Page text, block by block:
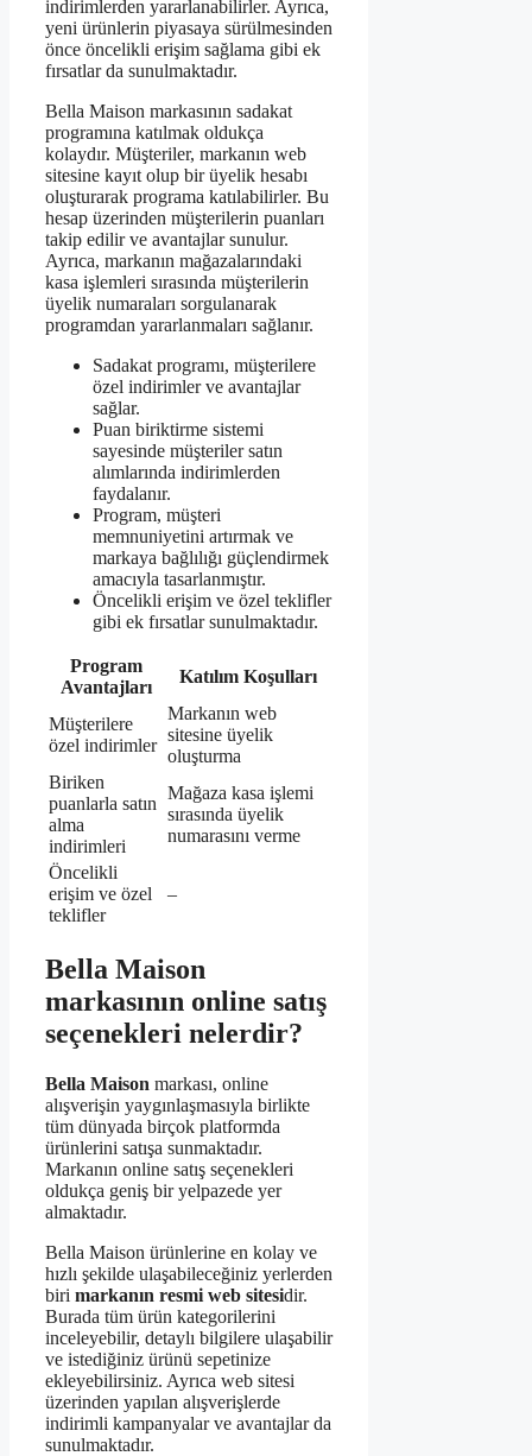
indirimlerden yararlanabilirler. Ayrıca,
yeni ürünlerin piyasaya sürülmesinden
önce öncelikli erişim sağlama gibi ek
fırsatlar da sunulmaktadır.
Bella Maison markasının sadakat
programına katılmak oldukça
kolaydır. Müşteriler, markanın web
sitesine kayıt olup bir üyelik hesabı
oluşturarak programa katılabilirler. Bu
hesap üzerinden müşterilerin puanları
takip edilir ve avantajlar sunulur.
Ayrıca, markanın mağazalarındaki
kasa işlemleri sırasında müşterilerin
üyelik numaraları sorgulanarak
programdan yararlanmaları sağlanır.
Sadakat programı, müşterilere
özel indirimler ve avantajlar
sağlar.
Puan biriktirme sistemi
sayesinde müşteriler satın
alımlarında indirimlerden
faydalanır.
Program, müşteri
memnuniyetini artırmak ve
markaya bağlılığı güçlendirmek
amacıyla tasarlanmıştır.
Öncelikli erişim ve özel teklifler
gibi ek fırsatlar sunulmaktadır.
Program
Avantajları
Katılım Koşulları
Müşterilere
özel indirimler
Markanın web
sitesine üyelik
oluşturma
Biriken
puanlarla satın
alma
indirimleri
Mağaza kasa işlemi
sırasında üyelik
numarasını verme
Öncelikli
erişim ve özel
teklifler
–
Bella Maison
markasının online satış
seçenekleri nelerdir?
Bella Maison markası, online
alışverişin yaygınlaşmasıyla birlikte
tüm dünyada birçok platformda
ürünlerini satışa sunmaktadır.
Markanın online satış seçenekleri
oldukça geniş bir yelpazede yer
almaktadır.
Bella Maison ürünlerine en kolay ve
hızlı şekilde ulaşabileceğiniz yerlerden
biri markanın resmi web sitesidir.
Burada tüm ürün kategorilerini
inceleyebilir, detaylı bilgilere ulaşabilir
ve istediğiniz ürünü sepetinize
ekleyebilirsiniz. Ayrıca web sitesi
üzerinden yapılan alışverişlerde
indirimli kampanyalar ve avantajlar da
sunulmaktadır.